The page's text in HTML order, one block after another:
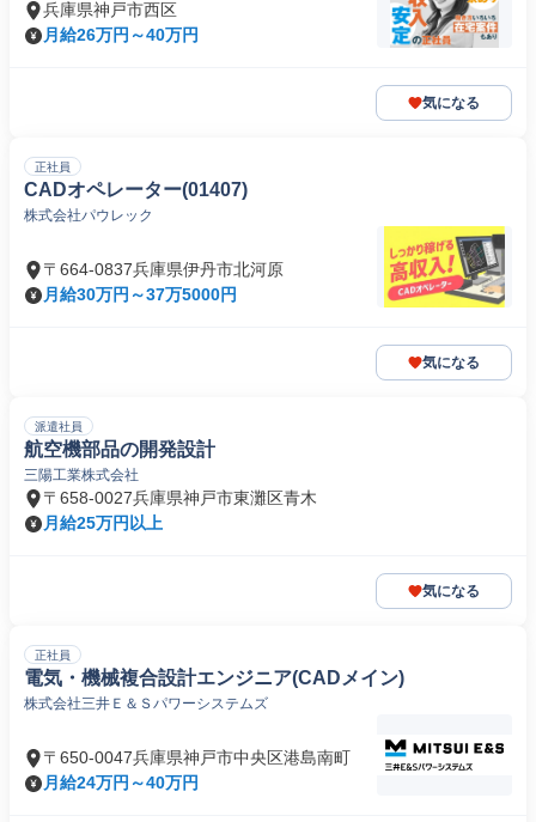
兵庫県神戸市西区
月給26万円～40万円
気になる
正社員
CADオペレーター(01407)
株式会社パウレック
〒664-0837兵庫県伊丹市北河原
月給30万円～37万5000円
気になる
派遣社員
航空機部品の開発設計
三陽工業株式会社
〒658-0027兵庫県神戸市東灘区青木
月給25万円以上
気になる
正社員
電気・機械複合設計エンジニア(CADメイン)
株式会社三井Ｅ＆Ｓパワーシステムズ
〒650-0047兵庫県神戸市中央区港島南町
月給24万円～40万円